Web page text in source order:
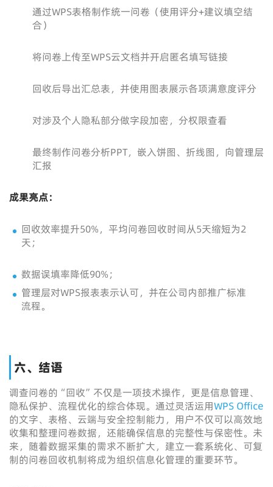
通过WPS表格制作统一问卷（使用评分+建议填空结
合）
将问卷上传至WPS云文档并开启匿名填写链接
回收后导出汇总表，并使用图表展示各项满意度评分
对涉及个人隐私部分做字段加密，分权限查看
最终制作问卷分析PPT，嵌入饼图、折线图，向管理层
汇报
成果亮点：
回收效率提升50%，平均问卷回收时间从5天缩短为2
天；
数据误填率降低90%；
管理层对WPS报表表示认可，并在公司内部推广标准
流程。
六、结语
调查问卷的“回收”不仅是一项技术操作，更是信息管理、
隐私保护、流程优化的综合体现。通过灵活运用WPS Office
的文字、表格、云端与安全控制能力，用户不仅可以高效地
收集和整理问卷数据，还能确保信息的完整性与保密性。未
来，随着数据采集的需求不断扩大，建立一套系统化、可复
制的问卷回收机制将成为组织信息化管理的重要环节。